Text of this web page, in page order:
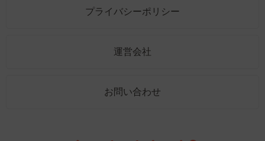
プライバシーポリシー
運営会社
お問い合わせ